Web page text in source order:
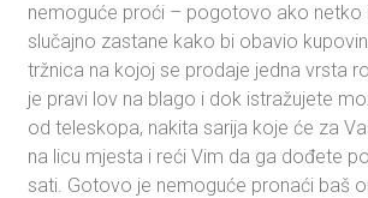
nemoguće proći – pogotovo ako netko
slučajno zastane kako bi obavio
tržnica na kojoj se prodaje jedna vrsta
je pravi lov na blago i dok istražujete
od teleskopa, nakita sarija koje će za
na licu mjesta i reći Vim da ga dođete
sati. Gotovo je nemoguće pronaći baš